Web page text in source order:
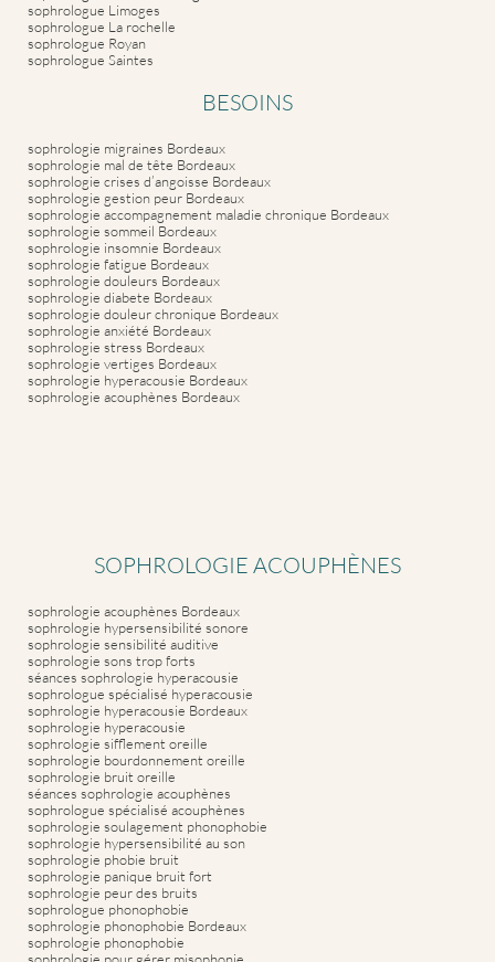
sophrologue Limoges
sophrologue La rochelle
sophrologue Royan
sophrologue Saintes
BESOINS
sophrologie migraines Bordeaux
sophrologie mal de tête Bordeaux
sophrologie crises d’angoisse Bordeaux
sophrologie gestion peur Bordeaux
sophrologie accompagnement maladie chronique Bordeaux
sophrologie sommeil Bordeaux
sophrologie insomnie Bordeaux
sophrologie fatigue Bordeaux
sophrologie douleurs Bordeaux
sophrologie diabete Bordeaux
sophrologie douleur chronique Bordeaux
sophrologie anxiété Bordeaux
sophrologie stress Bordeaux
sophrologie vertiges Bordeaux
sophrologie hyperacousie Bordeaux
sophrologie acouphènes Bordeaux
SOPHROLOGIE ACOUPHÈNES
sophrologie acouphènes Bordeaux
sophrologie hypersensibilité sonore
sophrologie sensibilité auditive
sophrologie sons trop forts
séances sophrologie hyperacousie
sophrologue spécialisé hyperacousie
sophrologie hyperacousie Bordeaux
sophrologie hyperacousie
sophrologie sifflement oreille
sophrologie bourdonnement oreille
sophrologie bruit oreille
séances sophrologie acouphènes
sophrologue spécialisé acouphènes
sophrologie soulagement phonophobie
sophrologie hypersensibilité au son
sophrologie phobie bruit
sophrologie panique bruit fort
sophrologie peur des bruits
sophrologue phonophobie
sophrologie phonophobie Bordeaux
sophrologie phonophobie
sophrologie pour gérer misophonie